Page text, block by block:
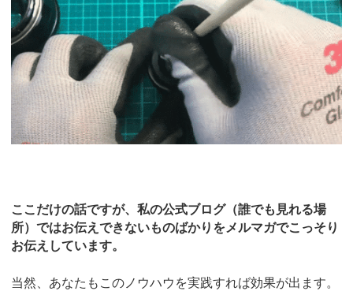
ここだけの話ですが、私の公式ブログ（誰でも見れる場
所）ではお伝えできないものばかりをメルマガでこっそり
お伝えしています。
当然、あなたもこのノウハウを実践すれば効果が出ます。